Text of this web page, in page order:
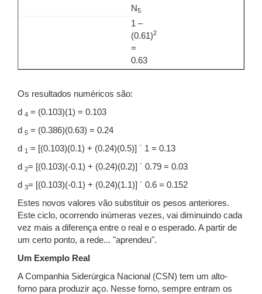
N5
1 –
(0.61)2
=
0.63
Os resultados numéricos são:
d 4 = (0.103)(1) = 0.103
d 5 = (0.386)(0.63) = 0.24
d 1 = [(0.103)(0.1) + (0.24)(0.5)] ´ 1 = 0.13
d 2= [(0.103)(-0.1) + (0.24)(0.2)] ´ 0.79 = 0.03
d 3= [(0.103)(-0.1) + (0.24)(1.1)] ´ 0.6 = 0.152
Estes novos valores vão substituir os pesos anteriores.
Este ciclo, ocorrendo inúmeras vezes, vai diminuindo cada
vez mais a diferença entre o real e o esperado. A partir de
um certo ponto, a rede... "aprendeu".
Um Exemplo Real
A Companhia Siderúrgica Nacional (CSN) tem um alto-
forno para produzir aço. Nesse forno, sempre entram os